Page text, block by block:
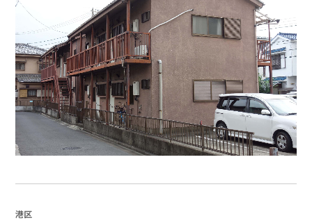
港区